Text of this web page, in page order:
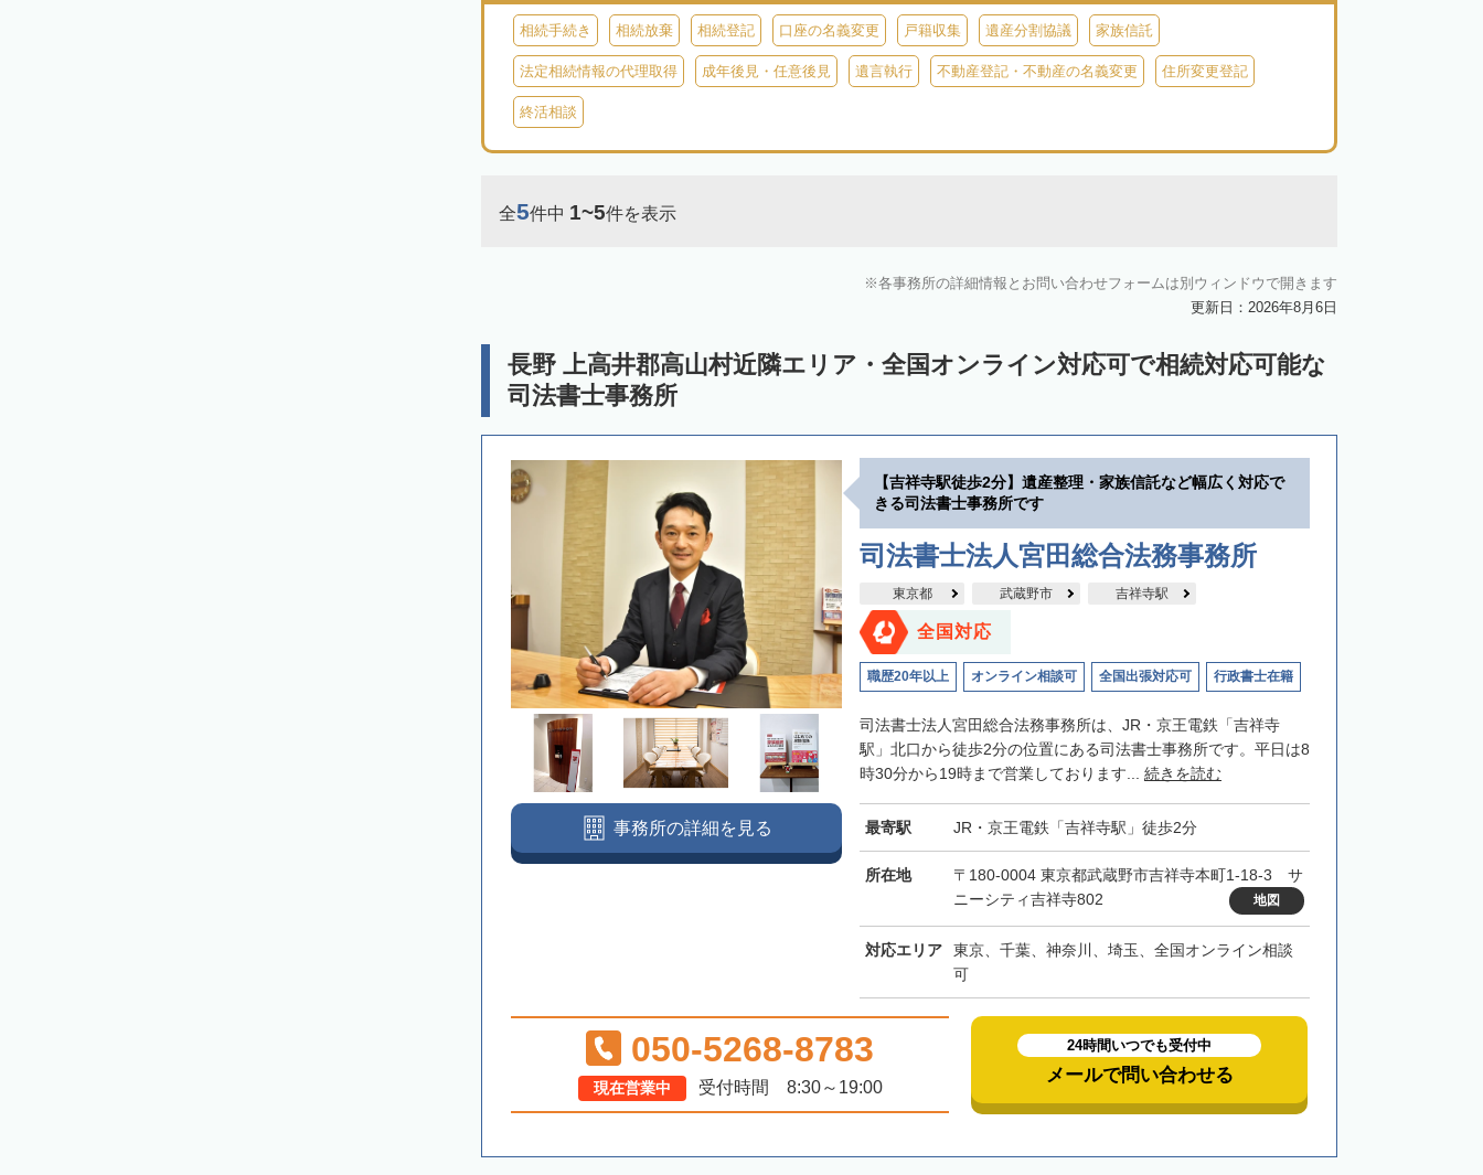
木曽郡大桑村 木曽郡木祖村 木曽郡王滝村 上伊那郡箕輪町 上伊那郡辰野町 上伊那郡宮田村
上伊那郡南箕輪村 上伊那郡飯島町 上伊那郡中川村 下伊那郡高森町 下伊那郡松川町 下伊那郡豊丘村
下伊那郡阿智村 下伊那郡喬木村 下伊那郡阿南町 下伊那郡下條村 下伊那郡泰阜村 下伊那郡天龍村
下伊那郡大鹿村
相続手続き 相続放棄 相続登記 口座の名義変更 戸籍収集 遺産分割協議 家族信託
法定相続情報の代理取得 成年後見・任意後見 遺言執行 不動産登記・不動産の名義変更 住所変更登記
終活相談
全5件中 1~5件を表示
各事務所の詳細情報とお問い合わせフォームは別ウィンドウで開きます
更新日：2026年8月6日
長野 上高井郡高山村近隣エリア・全国オンライン対応可で相続対応可能な
司法書士事務所
【吉祥寺駅徒歩2分】遺産整理・家族信託など幅広く対応で
きる司法書士事務所です
司法書士法人宮田総合法務事務所
東京都 武蔵野市 吉祥寺駅
全国対応
職歴20年以上 オンライン相談可 全国出張対応可 行政書士在籍
司法書士法人宮田総合法務事務所は、JR・京王電鉄「吉祥寺
駅」北口から徒歩2分の位置にある司法書士事務所です。平日は8
時30分から19時まで営業しております... 続きを読む
最寄駅 JR・京王電鉄「吉祥寺駅」徒歩2分
所在地
〒180-0004 東京都武蔵野市吉祥寺本町1-18-3 サ
ニーシティ吉祥寺802
地図
対応エリア
東京、千葉、神奈川、埼玉、全国オンライン相談
可
事務所の詳細を見る
050-5268-8783
現在営業中 受付時間 8:30～19:00
24時間いつでも受付中
メールで問い合わせる